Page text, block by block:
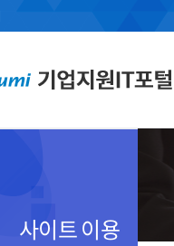
사이트 이용